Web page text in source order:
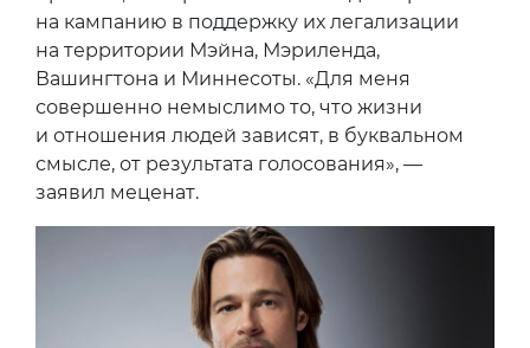
на кампанию в поддержку их легализации
на территории Мэйна, Мэриленда,
Вашингтона и Миннесоты. «Для меня
совершенно немыслимо то, что жизни
и отношения людей зависят, в буквальном
смысле, от результата голосования», —
заявил меценат.